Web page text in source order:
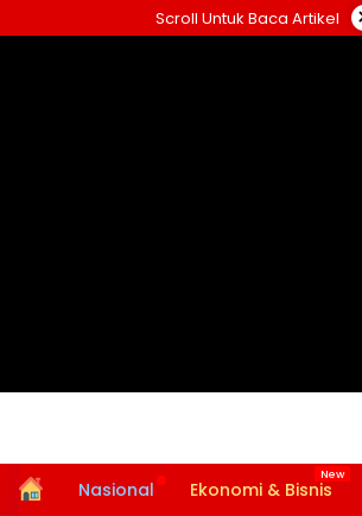
ke
Scroll Untuk Baca Artikel
HomeNasional Ekonomi & Bisnis